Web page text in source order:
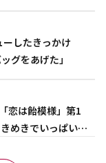
ーしたきっかけ
グをあげた」
恋は飴模様」第1
めきでいっぱいの